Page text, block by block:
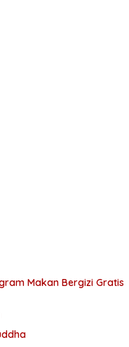
Makan Bergizi Gratis